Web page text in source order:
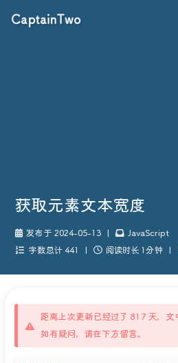
CaptainTwo
获取元素文本宽度
发布于 2024-05-13
JavaScript
字数总计 441
阅读时长 1分钟
距离上次更新已经过了 817 天，文
如有疑问，请在下方留言。